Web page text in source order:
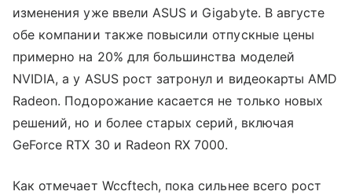
изменения уже ввели ASUS и Gigabyte. В августе
обе компании также повысили отпускные цены
примерно на 20% для большинства моделей
NVIDIA, а у ASUS рост затронул и видеокарты AMD
Radeon. Подорожание касается не только новых
решений, но и более старых серий, включая
GeForce RTX 30 и Radeon RX 7000.
Как отмечает Wccftech, пока сильнее всего рост